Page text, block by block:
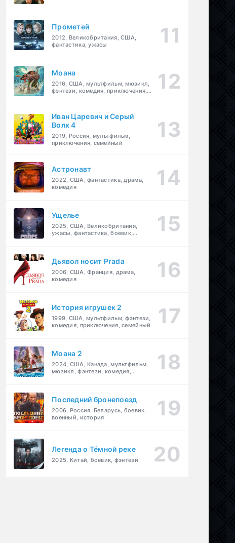
Прометей
2012, Великобритания, США,
фантастика, ужасы
Моана
2016, США, мультфильм, мюзикл,
фэнтези, комедия, приключения,
Иван Царевич и Серый
Волк 4
2019, Россия, мультфильм,
приключения, семейный
Астронавт
2022, США, фантастика, драма,
комедия
Ущелье
2025, США, Великобритания,
ужасы, фантастика, боевик,
Дьявол носит Prada
2006, США, Франция, драма,
комедия
История игрушек 2
1999, США, мультфильм, фэнтези,
комедия, приключения, семейный
Моана 2
2024, США, Канада, мультфильм,
мюзикл, фэнтези, комедия,
Последний бронепоезд
2006, Россия, Беларусь, боевик,
военный, история
Легенда о Тёмной реке
2025, Китай, боевик, фэнтези